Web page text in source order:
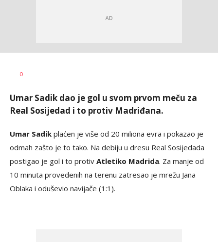
AUTOR
0
Umar Sadik dao je gol u svom prvom meču za
Real Sosijedad i to protiv Madriđana.
Umar Sadik plaćen je više od 20 miliona evra i pokazao je
odmah zašto je to tako. Na debiju u dresu Real Sosijedada
postigao je gol i to protiv Atletiko Madrida. Za manje od
10 minuta provedenih na terenu zatresao je mrežu Jana
Oblaka i oduševio navijače (1:1).